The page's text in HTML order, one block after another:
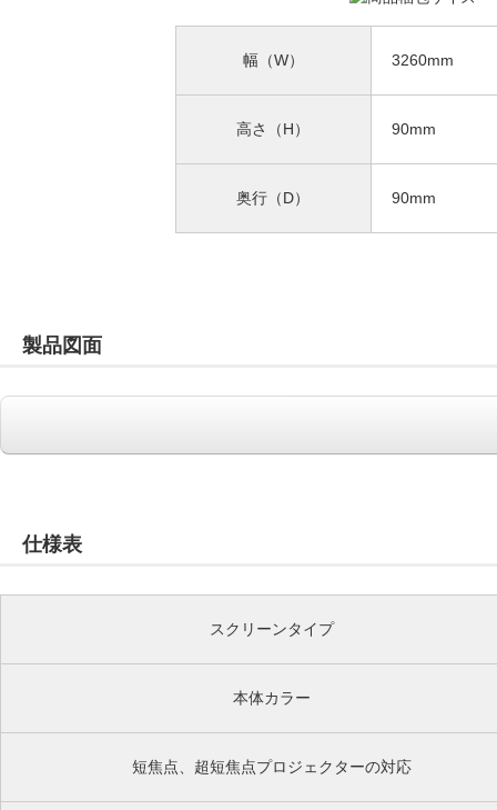
幅（W） 3260mm
高さ（H） 90mm
奥行（D） 90mm
製品図面
仕様表
スクリーンタイプ
本体カラー
短焦点、超短焦点プロジェクターの対応